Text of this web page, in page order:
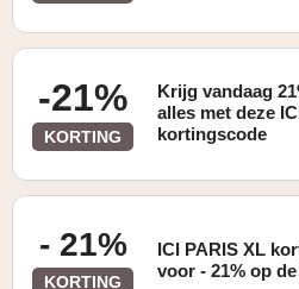
-21%
KORTING
Krijg vandaag
alles met deze
kortingscode
- 21%
KORTING
ICI PARIS XL
voor - 21% op